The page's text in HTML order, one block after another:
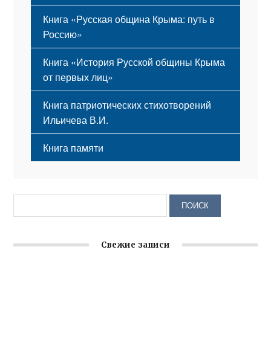
Книга «Русская община Крыма: путь в
Россию»
Книга «История Русской общины Крыма
от первых лиц»
Книга патриотических стихотворений
Ильичева В.И.
Книга памяти
Свежие записи